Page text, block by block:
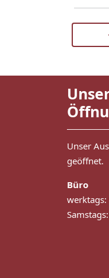
Unser
geöffnet.
Büro